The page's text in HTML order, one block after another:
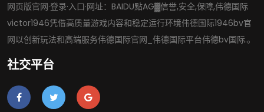
网页版官网·登录·入口·网址：BAIDU點AG▓信誉,安全,保障,伟德国际
victor1946凭借高质量游戏内容和稳定运行环境伟德国际1946bv官
网以创新玩法和高端服务伟德国际官网_伟德国际平台伟德bv国际.。
社交平台